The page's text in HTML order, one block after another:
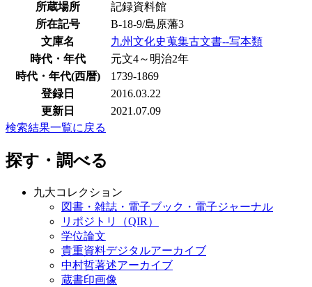
所蔵場所
記録資料館
所在記号
B-18-9/島原藩3
文庫名
九州文化史蒐集古文書--写本類
時代・年代
元文4～明治2年
時代・年代(西暦)
1739-1869
登録日
2016.03.22
更新日
2021.07.09
検索結果一覧に戻る
探す・調べる
九大コレクション
図書・雑誌・電子ブック・電子ジャーナル
リポジトリ（QIR）
学位論文
貴重資料デジタルアーカイブ
中村哲著述アーカイブ
蔵書印画像